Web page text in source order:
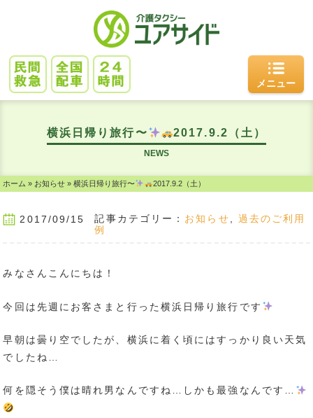
メニュー
横浜日帰り旅行〜 2017.9.2（土）
NEWS
ホーム » お知らせ »横浜日帰り旅行〜 2017.9.2（土）
2017/09/15 記事カテゴリー： お知らせ, 過去のご利用
例
みなさんこんにちは！
今回は先週にお客さまと行った横浜日帰り旅行です
早朝は曇り空でしたが、横浜に着く頃にはすっかり良い天気
でしたね…
何を隠そう僕は晴れ男なんですね…しかも最強なんです…